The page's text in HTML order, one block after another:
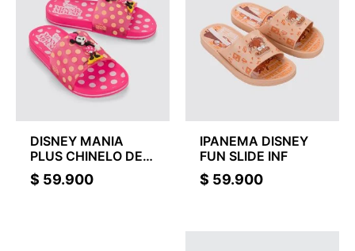
DISNEY MANIA
PLUS CHINELO DE
SLIDE INF
$ 59.900
IPANEMA DISNEY
FUN SLIDE INF
$ 59.900